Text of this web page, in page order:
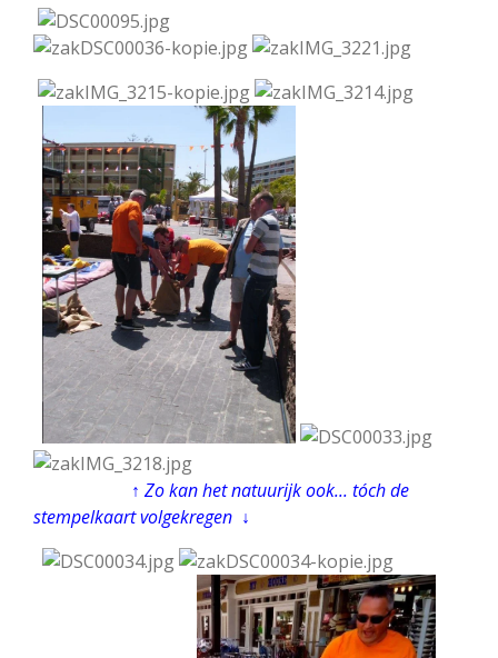
↑ Zo kan het natuurijk ook... tóch de
stempelkaart volgekregen ↓